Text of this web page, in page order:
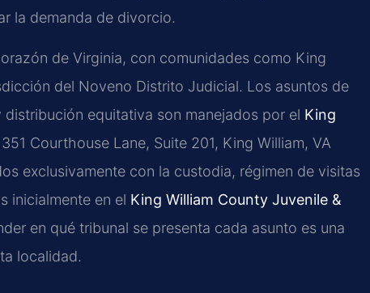
la demanda de divorcio.
de Virginia, con comunidades como King
del Noveno Distrito Judicial. Los asuntos de
equitativa son manejados por el King
Courthouse Lane, Suite 201, King William, VA
exclusivamente con la custodia, régimen de visitas
inicialmente en el King William County Juvenile &
en qué tribunal se presenta cada asunto es una
localidad.